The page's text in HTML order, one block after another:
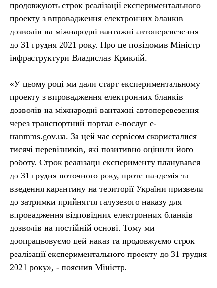
продовжують строк реалізації експериментального
проекту з впровадження електронних бланків
дозволів на міжнародні вантажні автоперевезення
до 31 грудня 2021 року. Про це повідомив Міністр
інфраструктури Владислав Криклій.
«У цьому році ми дали старт експериментальному
проекту з впровадження електронних бланків
дозволів на міжнародні вантажні автоперевезення
через транспортний портал е-послуг e-
tranmms.gov.ua. За цей час сервісом скористалися
тисячі перевізників, які позитивно оцінили його
роботу. Строк реалізації експерименту планувався
до 31 грудня поточного року, проте пандемія та
введення карантину на території України призвели
до затримки прийняття галузевого наказу для
впровадження відповідних електронних бланків
дозволів на постійній основі. Тому ми
доопрацьовуємо цей наказ та продовжуємо строк
реалізації експериментального проекту до 31 грудня
2021 року», - пояснив Міністр.